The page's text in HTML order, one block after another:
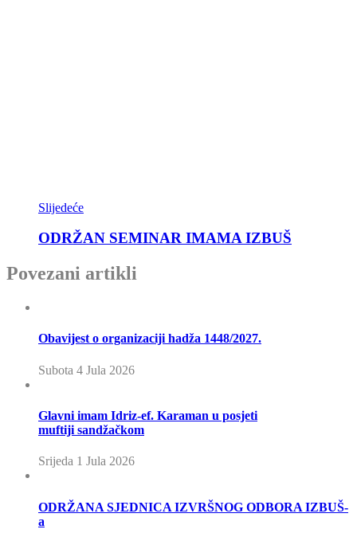
Slijedeće
ODRŽAN SEMINAR IMAMA IZBUŠ
Povezani artikli
Obavijest o organizaciji hadža 1448/2027.
Subota 4 Jula 2026
Glavni imam Idriz-ef. Karaman u posjeti
muftiji sandžačkom
Srijeda 1 Jula 2026
ODRŽANA SJEDNICA IZVRŠNOG ODBORA IZBUŠ-
a